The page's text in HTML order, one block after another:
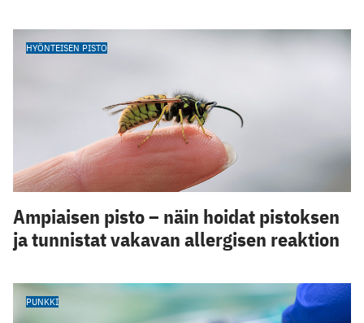
HYÖNTEISEN PISTO
Ampiaisen pisto – näin hoidat pistoksen
ja tunnistat vakavan allergisen reaktion
PUNKKI